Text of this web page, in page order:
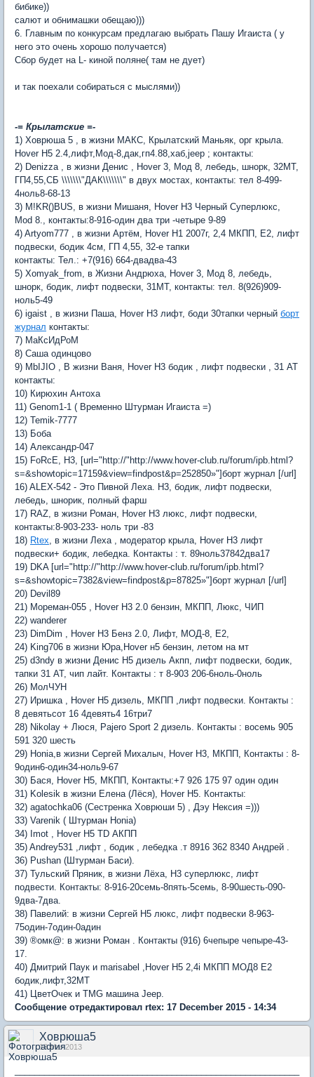
бибике))
салют и обнимашки обещаю)))
6. Главным по конкурсам предлагаю выбрать Пашу Игаиста ( у
него это очень хорошо получается)
Сбор будет на L- киной поляне( там не дует)
и так поехали собираться с мыслями))
-= Крылатские =-
1) Ховрюша 5 , в жизни МАКС, Крылатский Маньяк, орг крыла.
Hover H5 2.4,лифт,Мод-8,дак,гп4.88,хаб,jeep ; контакты:
2) Denizza , в жизни Денис , Hover 3, Мод 8, лебедь, шнорк, 32МТ,
ГП4,55,СБ \\\\\\\"ДАК\\\\\\\" в двух мостах, контакты: тел 8-499-
4ноль8-68-13
3) M!KR()BUS, в жизни Мишаня, Hover H3 Черный Суперлюкс,
Mod 8., контакты:8-916-один два три -четыре 9-89
4) Artyom777 , в жизни Артём, Hover H1 2007г, 2,4 МКПП, Е2, лифт
подвески, бодик 4см, ГП 4,55, 32-е тапки
контакты: Тел.: +7(916) 664-двадва-43
5) Xomyak_from, в Жизни Андрюха, Hover 3, Мод 8, лебедь,
шнорк, бодик, лифт подвески, 31МТ, контакты: тел. 8(926)909-
ноль5-49
6) igaist , в жизни Паша, Hover H3 лифт, боди 30тапки черный борт
журнал контакты:
7) МаКсИдРоМ
8) Саша одинцово
9) MbIJIO , В жизни Ваня, Hover H3 бодик , лифт подвески , 31 АТ
контакты:
10) Кирюхин Антоха
11) Genom1-1 ( Временно Штурман Игаиста =)
12) Temik-7777
13) Боба
14) Александр-047
15) FoRcE, H3, [url="http://"http://www.hover-club.ru/forum/ipb.html?
s=&showtopic=17159&view=findpost&p=252850»"]борт журнал [/url]
16) ALEX-542 - Это Пивной Леха. H3, бодик, лифт подвески,
лебедь, шнорик, полный фарш
17) RAZ, в жизни Роман, Hover H3 люкс, лифт подвески,
контакты:8-903-233- ноль три -83
18) Rtex , в жизни Леха , модератор крыла, Hover H3 лифт
подвески+ бодик, лебедка. Контакты : т. 89ноль37842два17
19) DKA [url="http://"http://www.hover-club.ru/forum/ipb.html?
s=&showtopic=7382&view=findpost&p=87825»"]борт журнал [/url]
20) Devil89
21) Мореман-055 , Hover H3 2.0 бензин, МКПП, Люкс, ЧИП
22) wanderer
23) DimDim , Hover H3 Бенз 2.0, Лифт, МОД-8, Е2,
24) King706 в жизни Юра,Hover н5 бензин, летом на мт
25) d3ndy в жизни Денис Н5 дизель Акпп, лифт подвески, бодик,
тапки 31 АТ, чип лайт. Контакты : т 8-903 206-6ноль-0ноль
26) МолЧУН
27) Иришка , Hover H5 дизель, МКПП ,лифт подвески. Контакты :
8 девятьсот 16 4девять4 16три7
28) Nikolay + Люся, Pajero Sport 2 дизель. Контакты : восемь 905
591 320 шесть
29) Honia,в жизни Сергей Михалыч, Hover H3, МКПП, Контакты : 8-
9один6-один34-ноль9-67
30) Бася, Hover H5, МКПП, Контакты:+7 926 175 97 один один
31) Kolesik в жизни Елена (Лёся), Hover H5. Контакты:
32) agatochka06 (Сестренка Ховрюши 5) , Дэу Нексия =)))
33) Varenik ( Штурман Honia)
34) Imot , Hover H5 TD АКПП
35) Andrey531 ,лифт , бодик , лебедка .т 8916 362 8340 Андрей .
36) Pushan (Штурман Баси).
37) Тульский Пряник, в жизни Лёха, Н3 суперлюкс, лифт
подвести. Контакты: 8-916-20семь-8пять-5семь, 8-90шесть-090-
9два-7два.
38) Павелий: в жизни Сергей Н5 люкс, лифт подвески 8-963-
75один-7один-0адин
39) ®омк@: в жизни Роман . Контакты (916) 6чепыре чепыре-43-
17.
40) Дмитрий Паук и marisabel ,Hover H5 2,4i МКПП МОД8 Е2
бодик,лифт,32МТ
41) ЦветOчек и TMG машина Jeep.
Сообщение отредактировал rtex: 17 December 2015 - 14:34
Ховрюша5
18 Mar 2013